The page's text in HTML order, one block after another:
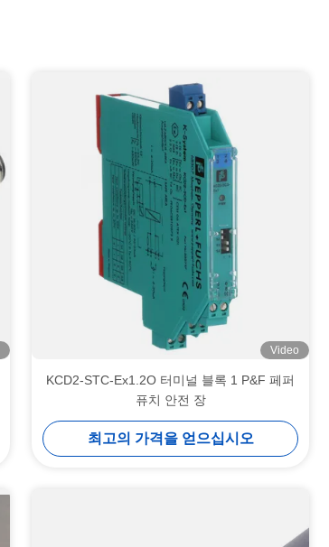
Video
KCD2-STC-Ex1.2O 터미널 블록 1 P&F 페퍼
퓨치 안전 장
최고의 가격을 얻으십시오